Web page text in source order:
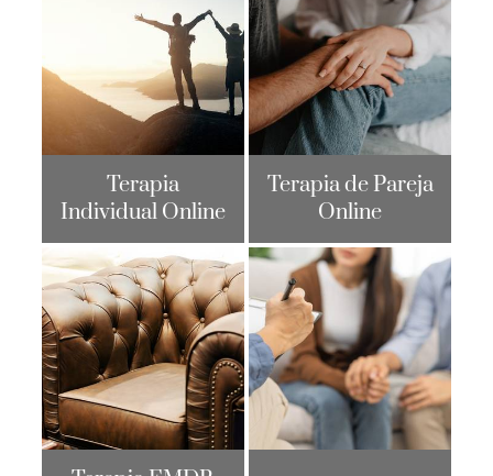
Terapia
Individual Online
Terapia de Pareja
Online